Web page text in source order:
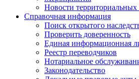
Новости
Справочная информация
Поиск открытого
Проверить доверенность
Единая информационная
Реестр переводчиков
Нотариальное
Законодательство